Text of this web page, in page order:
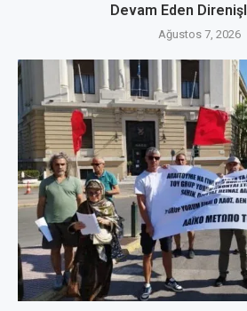
Devam Eden
Ağustos 7, 2026